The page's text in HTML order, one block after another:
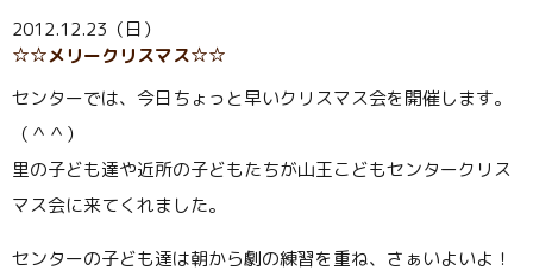
2012.12.23（日）
☆☆メリークリスマス☆☆
センターでは、今日ちょっと早いクリスマス会を開催します。
（＾＾）
里の子ども達や近所の子どもたちが山王こどもセンタークリス
マス会に来てくれました。
センターの子ども達は朝から劇の練習を重ね、さぁいよいよ！